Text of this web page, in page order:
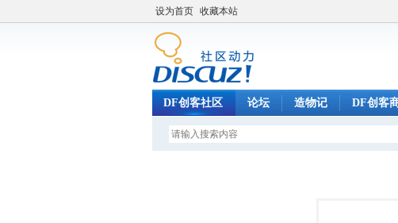
设为首页 收藏本站
DF创客社区 论坛 造物记 DF创客